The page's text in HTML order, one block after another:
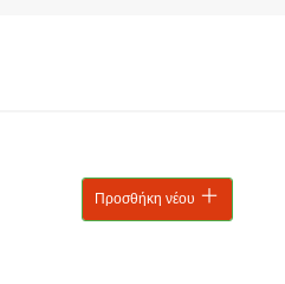
Προσθήκη νέου